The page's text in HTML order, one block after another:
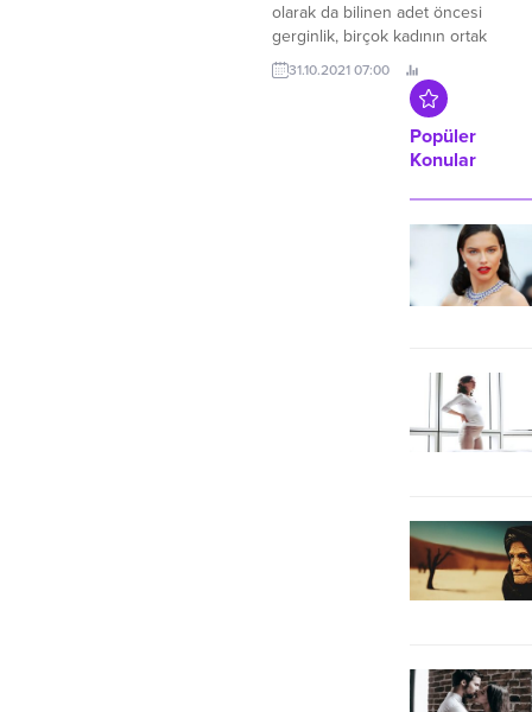
olarak da bilinen adet öncesi
gerginlik, birçok kadının ortak
sorunudur. Premenstrüel sendrom,
depresyon, halsizlik, uyuşukluk,
duygu durum dalgalanmaları,
sinirlilik gibi iş ve sosyal yaşamı
olumsuz etkileyebilecek belirtilere
sıkıcı olan durumun önüne geçmek
mümkün müdür? Yazımız da bu
dönemi daha rahat atlatmanız için...
31.10.2021 07:00
Popüler
Konular